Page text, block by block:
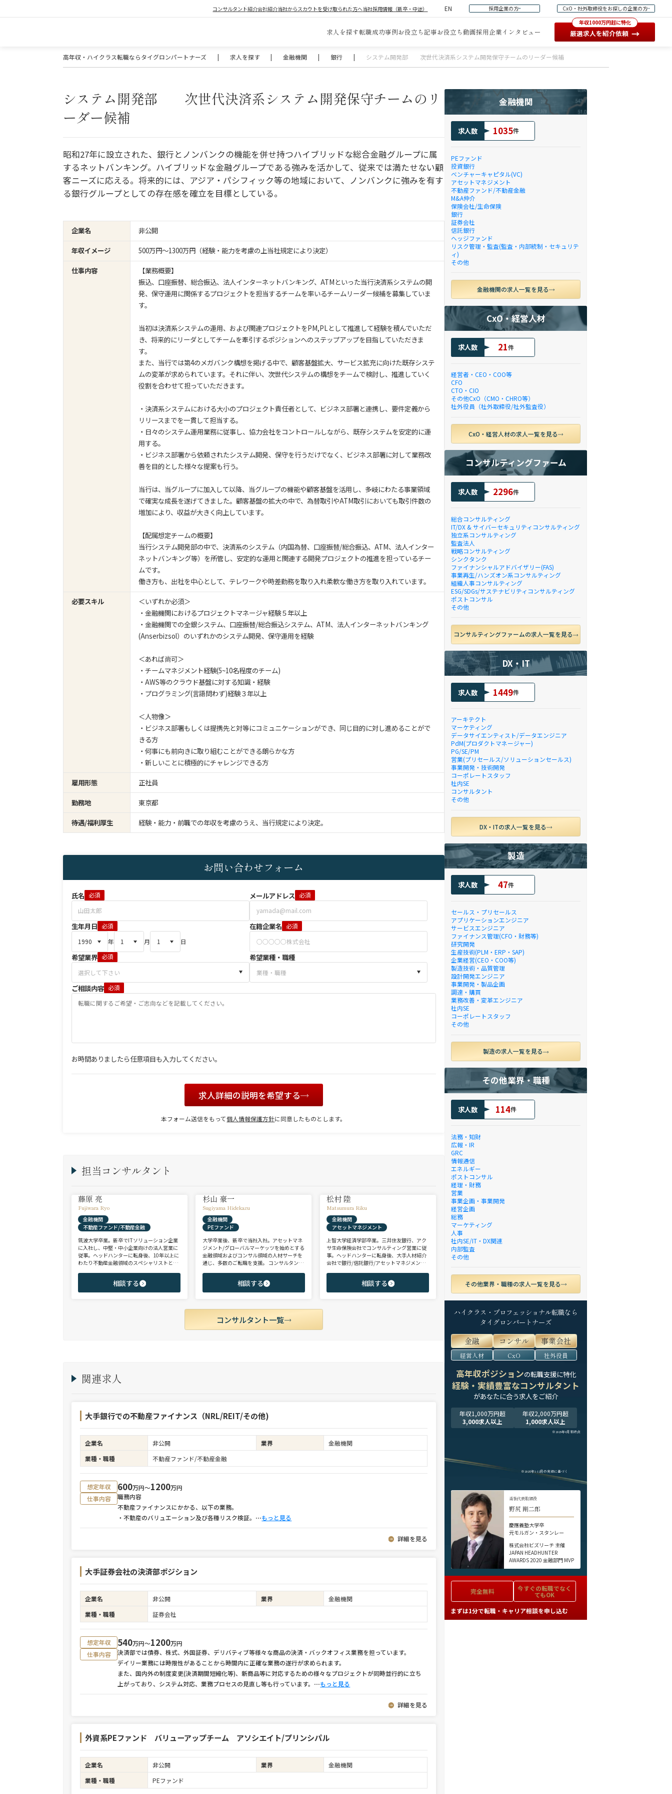
コンサルタント紹介会社紹介当社からスカウトを受け取られた方へ当社採用情報（新卒・中途） EN 採用企業の方 CxO・社外取締役をお探しの企業の方
求人を探す転職成功事例お役立ち記事お役立ち動画採用企業インタビュー
年収1000万円超に特化
厳選求人を紹介依頼 →
高年収・ハイクラス転職ならタイグロンパートナーズ | 求人を探す | 金融機関 | 銀行 | システム開発部 次世代決済系システム開発保守チームのリーダー候補
システム開発部 次世代決済系システム開発保守チームのリ
ーダー候補
昭和27年に設立された、銀行とノンバンクの機能を併せ持つハイブリッドな総合金融グループに属
するネットバンキング。ハイブリッドな金融グループである強みを活かして、従来では満たせない顧
客ニーズに応える。将来的には、アジア・パシフィック等の地域において、ノンバンクに強みを有す
る銀行グループとしての存在感を確立を目標としている。
企業名
非公開
年収イメージ
500万円〜1300万円（経験・能力を考慮の上当社規定により決定）
仕事内容
【業務概要】
振込、口座振替、総合振込、法人インターネットバンキング、ATMといった当行決済系システムの開
発、保守運用に関係するプロジェクトを担当するチームを率いるチームリーダー候補を募集していま
す。
当初は決済系システムの運用、および関連プロジェクトをPM,PLとして推進して経験を積んでいただ
き、将来的にリーダとしてチームを牽引するポジションへのステップアップを目指していただきま
す。
また、当行では第4のメガバンク構想を掲げる中で、顧客基盤拡大、サービス拡充に向けた既存システ
ムの変革が求められています。それに伴い、次世代システムの構想をチームで検討し、推進していく
役割を合わせて担っていただきます。
・決済系システムにおける大小のプロジェクト責任者として、ビジネス部署と連携し、要件定義から
リリースまでを一貫して担当する。
・日々のシステム運用業務に従事し、協力会社をコントロールしながら、既存システムを安定的に運
用する。
・ビジネス部署から依頼されたシステム開発、保守を行うだけでなく、ビジネス部署に対して業務改
善を目的とした様々な提案も行う。
当行は、当グループに加入して以降、当グループの機能や顧客基盤を活用し、多岐にわたる事業領域
で確実な成長を遂げてきました。顧客基盤の拡大の中で、為替取引やATM取引においても取引件数の
増加により、収益が大きく向上しています。
【配属想定チームの概要】
当行システム開発部の中で、決済系のシステム（内国為替、口座振替/総合振込、ATM、法人インター
ネットバンキング等）を所管し、安定的な運用と関連する開発プロジェクトの推進を担っているチー
ムです。
働き方も、出社を中心として、テレワークや時差勤務を取り入れ柔軟な働き方を取り入れています。
必要スキル
＜いずれか必須＞
・金融機関におけるプロジェクトマネージャ経験５年以上
・金融機関での全銀システム、口座振替/総合振込システム、ATM、法人インターネットバンキング
(Anserbizsol）のいずれかのシステム開発、保守運用を経験
＜あれば尚可＞
・チームマネジメント経験(5~10名程度のチーム)
・AWS等のクラウド基盤に対する知識・経験
・プログラミング(言語問わず)経験３年以上
＜人物像＞
・ビジネス部署もしくは提携先と対等にコミュニケーションができ、同じ目的に対し進めることがで
きる方
・何事にも前向きに取り組むことができる朗らかな方
・新しいことに積極的にチャレンジできる方
雇用形態
正社員
勤務地
東京都
待遇/福利厚生
経験・能力・前職での年収を考慮のうえ、当行規定により決定。
お問い合わせフォーム
氏名 必須 メールアドレス 必須
生年月日 必須
年
月 日
在籍企業名 必須
希望業界 必須 希望業種・職種
ご相談内容 必須
お時間ありましたら任意項目も入力してください。
求人詳細の説明を希望する
本フォーム送信をもって個人情報保護方針に同意したものとします。
担当コンサルタント
藤原 亮
Fujiwara Ryo
金融機関
不動産ファンド/不動産金融
筑波大学卒業。新卒でITソリューション企業
に入社し、中堅・中小企業向けの法人営業に
従事。ヘッドハンターに転身後、10年以上に
わたり不動産金融領域のスペシャリストとし
ックまで、幅広いポジションで100名以上の
ご支援実績を誇る。また、首都圏に加え、関
相談する
杉山 豪一
Sugiyama Hidekazu
金融機関
PEファンド
大学卒業後、新卒で当社入社。アセットマネ
ジメント/グローバルマーケッツを始めとする
金融領域およびコンサル領域の人材サーチを
通じ、多数のご転職を支援。 コンサルタント
験のハイポテンシャル層やさらなるキャリア
ップを狙うミドル～ハイクラス層をご支援。
相談する
松村 陸
Matsumura Riku
金融機関
アセットマネジメント
上智大学経済学部卒業。三井住友銀行、アク
サ生命保険会社でコンサルティング営業に従
事。ヘッドハンターに転身後、大手人材紹介
会社で銀行/信託銀行/アセットマネジメント
豊富な転職支援実績。日系/外資系、経験者/
未経験者を問わず幅広いポジションでご支援
相談する
コンサルタント一覧
関連求人
大手銀行での不動産ファイナンス（NRL/REIT/その他)
企業名 非公開 業界
金融機関
業種・職種
不動産ファンド/不動産金融
想定年収 600万円〜1200万円
仕事内容
職務内容
不動産ファイナンスにかかる、以下の業務。
・不動産のバリュエーション及び各種リスク検証。 ⋯もっと見る
詳細を見る
大手証券会社の決済部ポジション
企業名 非公開 業界
金融機関
業種・職種
証券会社
想定年収 540万円〜1200万円
仕事内容
決済部では債券、株式、外国証券、デリバティブ等様々な商品の決済・バックオフィス業務を担っています。
デイリー業務には時限性があることから時間内に正確な業務の遂行が求められます。
また、国内外の制度変更(決済期間短縮化等)、新商品等に対応するための様々なプロジェクトが同時並行的に立ち
上がっており、システム対応、業務プロセスの見直し等も行っています。 ⋯もっと見る
詳細を見る
外資系PEファンド バリューアップチーム アソシエイト/プリンシパル
企業名 非公開 業界
金融機関
業種・職種
PEファンド
金融機関
求人数 1035件
PEファンド
投資銀行
ベンチャーキャピタル(VC)
アセットマネジメント
不動産ファンド/不動産金融
M&A仲介
保険会社/生命保険
銀行
証券会社
信託銀行
ヘッジファンド
リスク管理・監査(監査・内部統制・セキュリテ
ィ)
その他
金融機関の求人一覧を見る
CxO・経営人材
求人数 21件
経営者・CEO・COO等
CFO
CTO・CIO
その他CxO（CMO・CHRO等）
社外役員（社外取締役/社外監査役）
CxO・経営人材の求人一覧を見る
コンサルティングファーム
求人数 2296件
総合コンサルティング
IT/DX & サイバーセキュリティコンサルティング
独立系コンサルティング
監査法人
戦略コンサルティング
シンクタンク
ファイナンシャルアドバイザリー(FAS)
事業再生/ハンズオン系コンサルティング
組織人事コンサルティング
ESG/SDGs/サステナビリティコンサルティング
ポストコンサル
その他
コンサルティングファームの求人一覧を見る
DX・IT
求人数 1449件
アーキテクト
マーケティング
データサイエンティスト/データエンジニア
PdM(プロダクトマネージャー)
PG/SE/PM
営業(プリセールス/ソリューションセールス)
事業開発・技術開発
コーポレートスタッフ
社内SE
コンサルタント
その他
DX・ITの求人一覧を見る
製造
求人数 47件
セールス・プリセールス
アプリケーションエンジニア
サービスエンジニア
ファイナンス管理(CFO・財務等)
研究開発
生産技術(PLM・ERP・SAP)
企業経営(CEO・COO等)
製造技術・品質管理
設計開発エンジニア
事業開発・製品企画
調達・購買
業務改善・変革エンジニア
社内SE
コーポレートスタッフ
その他
製造の求人一覧を見る
その他業界・職種
求人数 114件
法務・知財
広報・IR
GRC
情報通信
エネルギー
ポストコンサル
経理・財務
営業
事業企画・事業開発
経営企画
総務
マーケティング
人事
社内SE/IT・DX関連
内部監査
その他
その他業界・職種の求人一覧を見る
ハイクラス・プロフェッショナル転職なら
タイグロンパートナーズ
金融 コンサル 事業会社
経営人材 CxO 社外役員
高年収ポジションの転職支援に特化
経験・実績豊富なコンサルタント
があなたに合う求人をご紹介
年収1,000万円超
3,000求人以上
年収2,000万円超
1,000求人以上
※2025年9月末時点
※2024年1-12月の実績に基づく
当社代表取締役
野尻 剛二郎
慶應義塾大学卒
元モルガン・スタンレー
株式会社ビズリーチ 主催
JAPAN HEADHUNTER
AWARDS 2020 金融部門 MVP
完全無料 今すぐの転職でなく
てもOK
まずは1分で転職・キャリア相談を申し込む